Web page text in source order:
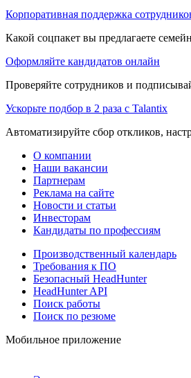
Корпоративная поддержка
Какой соцпакет вы предлагаете
Оформляйте кандидатов онлайн
Проверяйте сотрудников и
Ускорьте подбор в 2 раза с Talantix
Автоматизируйте сбор откликов,
О компании
Наши вакансии
Партнерам
Реклама на сайте
Новости и статьи
Инвесторам
Кандидаты по профессиям
Производственный календарь
Требования к ПО
Безопасный HeadHunter
HeadHunter API
Поиск работы
Поиск по резюме
Мобильное приложение